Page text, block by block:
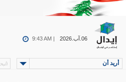
06.آب.2026 9:43 AM |
أريد أن